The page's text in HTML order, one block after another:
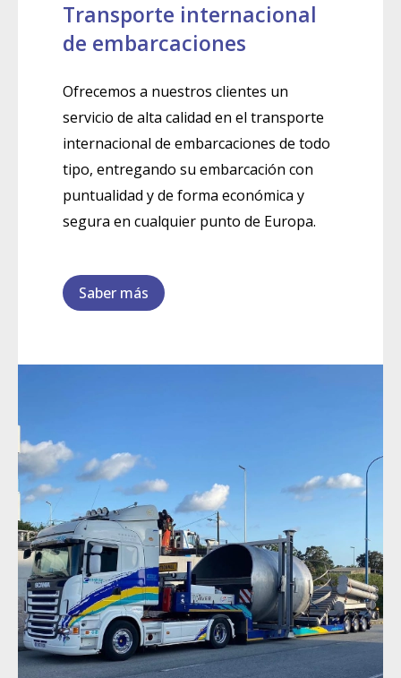
Transporte internacional
de embarcaciones
Ofrecemos a nuestros clientes un
servicio de alta calidad en el transporte
internacional de embarcaciones de todo
tipo, entregando su embarcación con
puntualidad y de forma económica y
segura en cualquier punto de Europa.
Saber más